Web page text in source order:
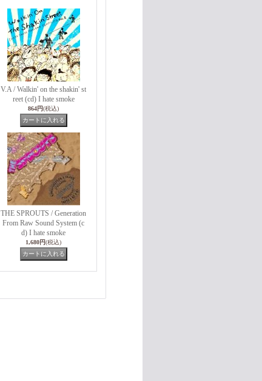
V.A / Walkin' on the shakin' st
reet (cd) I hate smoke
864円(税込)
THE SPROUTS / Generation
From Raw Sound System (c
d) I hate smoke
1,680円(税込)